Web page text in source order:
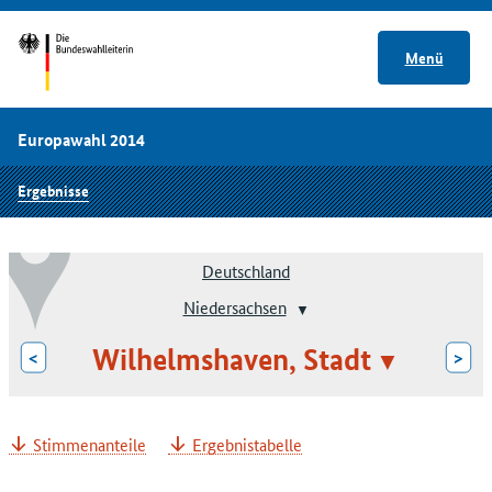
Menü
Europawahl 2014
Ergebnisse
Deutschland
Niedersachsen
< Wilhelmshaven, Stadt >
Stimmenanteile Ergebnistabelle